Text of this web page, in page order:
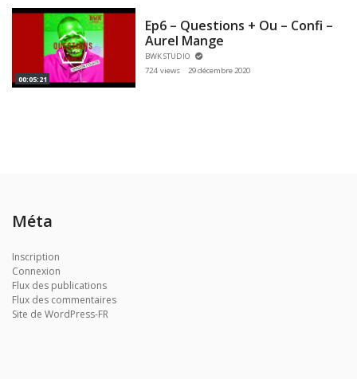
00:05:21
Ep6 – Questions + Ou – Confi –
Aurel Mange
BWK STUDIO
724 views
29 décembre 2020
Méta
Inscription
Connexion
Flux des publications
Flux des commentaires
Site de WordPress-FR